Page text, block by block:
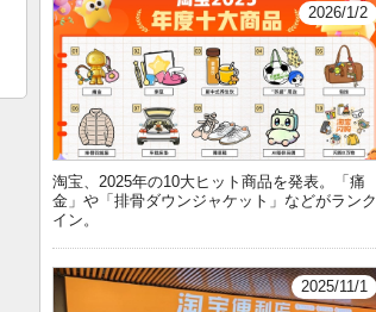
2026/1/2
淘宝、2025年の10大ヒット商品を発表。「痛
金」や「排骨ダウンジャケット」などがランク
イン。
2025/11/1